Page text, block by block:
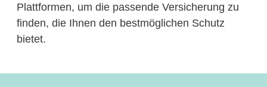
Plattformen, um die passende Versicherung zu
finden, die Ihnen den bestmöglichen Schutz
bietet.